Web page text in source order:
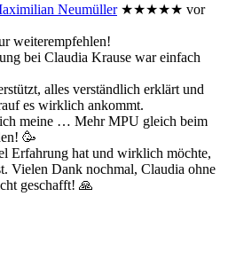
Neumüller ★★★★★ vor
weiterempfehlen!
bei Claudia Krause war einfach
alles verständlich erklärt und
es wirklich ankommt.
meine … MehrMPU gleich beim
🥳
Erfahrung hat und wirklich möchte,
Vielen Dank nochmal, Claudia ohne
geschafft! 🙏